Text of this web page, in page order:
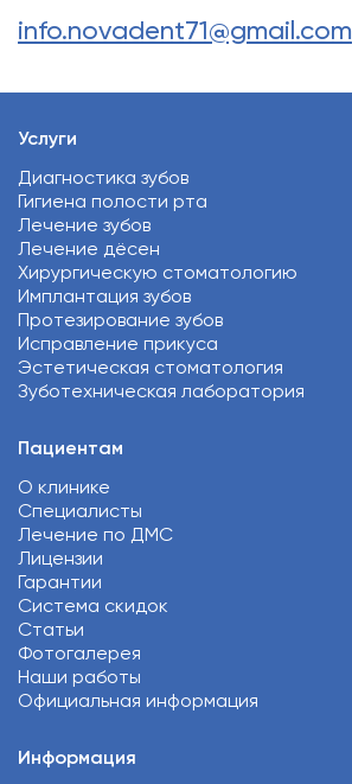
info.novadent71@gmail.com
Услуги
Диагностика зубов
Гигиена полости рта
Лечение зубов
Лечение дёсен
Хирургическую стоматологию
Имплантация зубов
Протезирование зубов
Исправление прикуса
Эстетическая стоматология
Зуботехническая лаборатория
Пациентам
О клинике
Специалисты
Лечение по ДМС
Лицензии
Гарантии
Система скидок
Статьи
Фотогалерея
Наши работы
Официальная информация
Информация